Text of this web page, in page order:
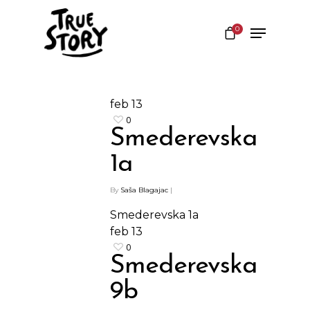
0
feb 13
0
Smederevska
1a
By Saša Blagajac |
Smederevska 1a
feb 13
0
Smederevska
9b